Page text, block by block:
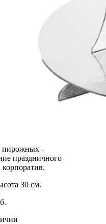
пирожных -
праздничного
30 см.